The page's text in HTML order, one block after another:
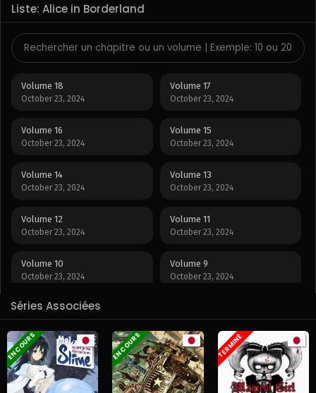
Liste: Alice in Borderland
Volume 18
October 23, 2024
Volume 17
October 23, 2024
Volume 16
October 23, 2024
Volume 15
October 23, 2024
Volume 14
October 23, 2024
Volume 13
October 23, 2024
Volume 12
October 23, 2024
Volume 11
October 23, 2024
Volume 10
October 23, 2024
Volume 9
October 23, 2024
Volume 8
October 23, 2024 October 23, 2024
Volume 6
October 23, 2024
Volume 5
October 23, 2024
Séries Associées
EN COURS EN COURS TERMINÉ